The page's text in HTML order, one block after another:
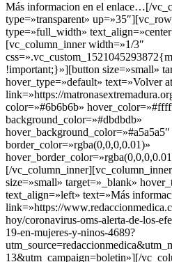
Más informacion en el enlace…[/
type=»transparent»
type=»full_width»
[vc_column_inner width=»1/3″
!important;}»][button size=»small»
hover_type=»default» text=»Volver
link=»https://
color=»#6b6b6b»
background_color=»#dbdbdb»
hover_background_color=»#a5a5a5″
border_color=»rgba(0,0,0,0.01)»
[/
size=»small» target=»_blank»
text_align=»left» text=»Más
link=»https://
hoy/coronavirus-oms-alerta-de-los-
19-en-mujeres-y-ninos-4689?
13&utm_campaign=boletin»][/